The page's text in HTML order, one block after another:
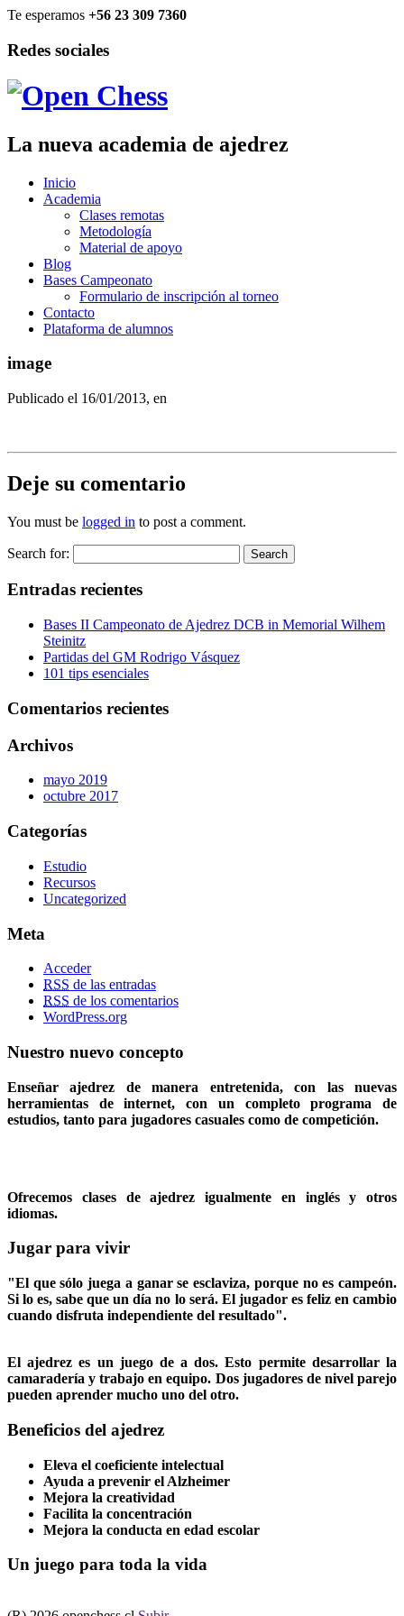
Te esperamos +56 23 309 7360
Redes sociales
La nueva academia de ajedrez
Inicio
Academia
Clases remotas
Metodología
Material de apoyo
Blog
Bases Campeonato
Formulario de inscripción al torneo
Contacto
Plataforma de alumnos
image
Publicado el 16/01/2013, en
Deje su comentario
You must be logged in to post a comment.
Search for:
Entradas recientes
Bases II Campeonato de Ajedrez DCB in Memorial Wilhem
Steinitz
Partidas del GM Rodrigo Vásquez
101 tips esenciales
Comentarios recientes
Archivos
mayo 2019
octubre 2017
Categorías
Estudio
Recursos
Uncategorized
Meta
Acceder
RSS de las entradas
RSS de los comentarios
WordPress.org
Nuestro nuevo concepto
Enseñar ajedrez de manera entretenida, con las nuevas
herramientas de internet, con un completo programa de
estudios, tanto para jugadores casuales como de competición.
Ofrecemos clases de ajedrez igualmente en inglés y otros
idiomas.
Jugar para vivir
"El que sólo juega a ganar se esclaviza, porque no es campeón.
Si lo es, sabe que un día no lo será. El jugador es feliz en cambio
cuando disfruta independiente del resultado".
El ajedrez es un juego de a dos. Esto permite desarrollar la
camaradería y trabajo en equipo. Dos jugadores de nivel parejo
pueden aprender mucho uno del otro.
Beneficios del ajedrez
Eleva el coeficiente intelectual
Ayuda a prevenir el Alzheimer
Mejora la creatividad
Facilita la concentración
Mejora la conducta en edad escolar
Un juego para toda la vida